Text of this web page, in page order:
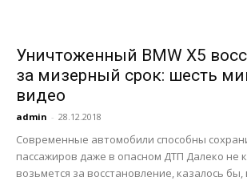
Уничтоженный BMW X5
за мизерный срок: шесть
видео
admin - 28.12.2018
Современные автомобили способны
пассажиров даже в опасном ДТП Далеко не
возьмется за восстановление, казалось бы,